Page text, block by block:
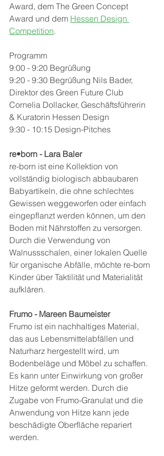
Award, dem The Green Concept
Award und dem Hessen Design
Competition.
Programm
9:00 - 9:20 Begrüßung
9:20 - 9:30 Begrüßung Nils Bader,
Direktor des Green Future Club
Cornelia Dollacker, Geschäftsführerin
& Kuratorin Hessen Design
9:30 - 10:15 Design-Pitches
re•born - Lara Baler
re-born ist eine Kollektion von
vollständig biologisch abbaubaren
Babyartikeln, die ohne schlechtes
Gewissen weggeworfen oder einfach
eingepflanzt werden können, um den
Boden mit Nährstoffen zu versorgen.
Durch die Verwendung von
Walnussschalen, einer lokalen Quelle
für organische Abfälle, möchte re-born
Kinder über Taktilität und Materialität
aufklären.
Frumo - Mareen Baumeister
Frumo ist ein nachhaltiges Material,
das aus Lebensmittelabfällen und
Naturharz hergestellt wird, um
Bodenbeläge und Möbel zu schaffen.
Es kann unter Einwirkung von großer
Hitze geformt werden. Durch die
Zugabe von Frumo-Granulat und die
Anwendung von Hitze kann jede
beschädigte Oberfläche repariert
werden.